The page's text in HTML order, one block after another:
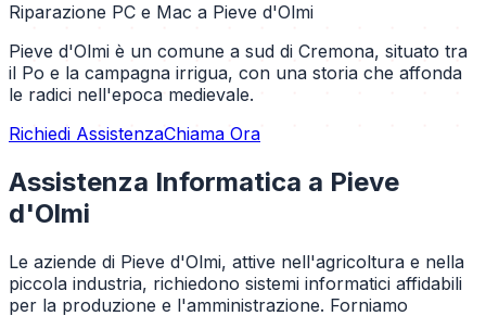
Riparazione PC e Mac a Pieve d'Olmi
Pieve d'Olmi è un comune a sud di Cremona, situato tra
il Po e la campagna irrigua, con una storia che affonda
le radici nell'epoca medievale.
Richiedi AssistenzaChiama Ora
Assistenza Informatica a Pieve
d'Olmi
Le aziende di Pieve d'Olmi, attive nell'agricoltura e nella
piccola industria, richiedono sistemi informatici affidabili
per la produzione e l'amministrazione. Forniamo